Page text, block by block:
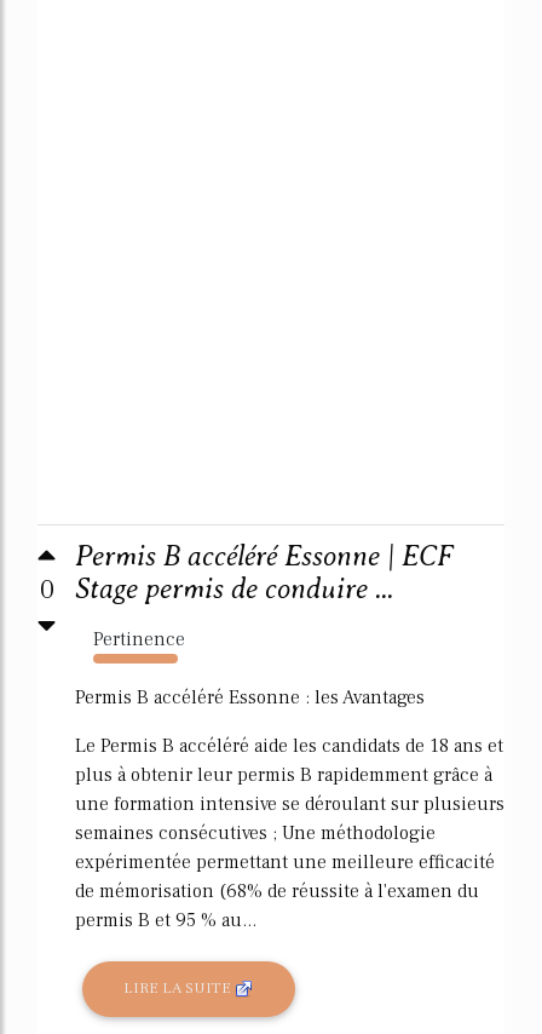
0
Permis B accéléré Essonne | ECF
Stage permis de conduire ...
Pertinence
1019%
Permis B accéléré Essonne : les Avantages
Le Permis B accéléré aide les candidats de 18 ans et
plus à obtenir leur permis B rapidemment grâce à
une formation intensive se déroulant sur plusieurs
semaines consécutives ; Une méthodologie
expérimentée permettant une meilleure efficacité
de mémorisation (68% de réussite à l'examen du
permis B et 95 % au...
LIRE LA SUITE